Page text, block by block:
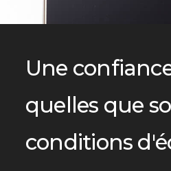
Une
quelles que
conditions